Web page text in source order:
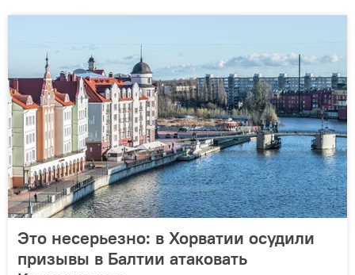
Это несерьезно: в Хорватии осудили
призывы в Балтии атаковать